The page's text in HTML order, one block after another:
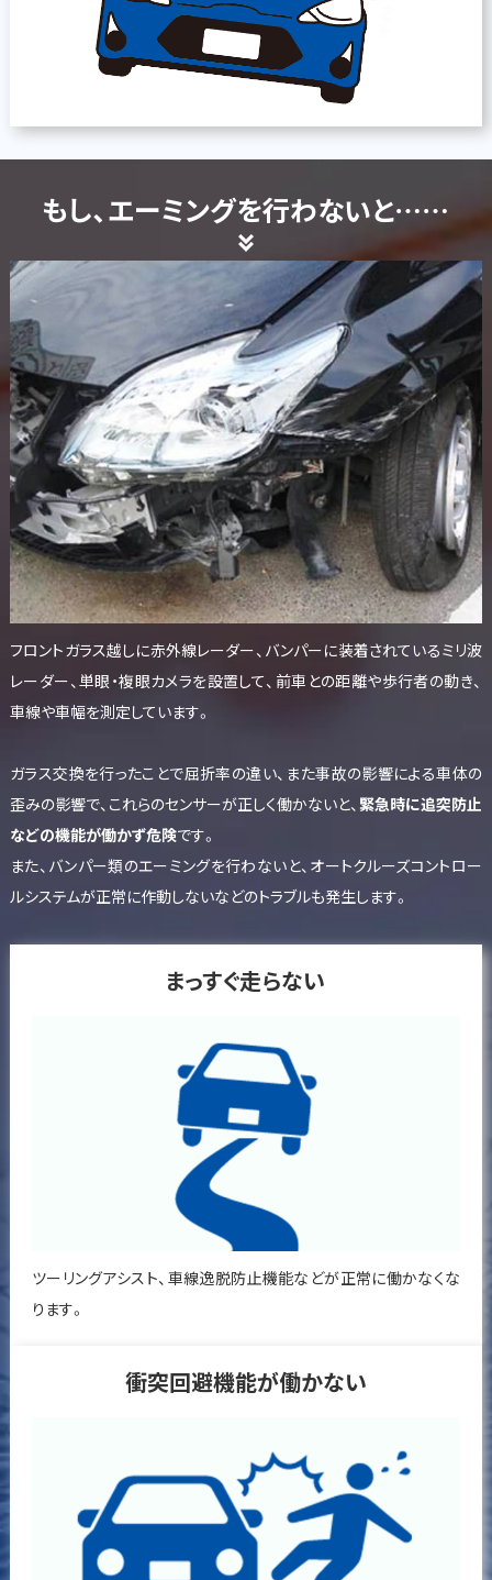
もし、エーミングを行わないと……
フロントガラス越しに赤外線レーダー、バンパーに装着されているミリ波
レーダー、単眼・複眼カメラを設置して、前車との距離や歩行者の動き、
車線や車幅を測定しています。
ガラス交換を行ったことで屈折率の違い、また事故の影響による車体の
歪みの影響で、これらのセンサーが正しく働かないと、 緊急時に追突防止
などの機能が働かず危険です。
また、バンパー類のエーミングを行わないと、オートクルーズコントロー
ルシステムが正常に作動しないなどのトラブルも発生します。
まっすぐ走らない
ツーリングアシスト、車線逸脱防止機能などが正常に働かなくな
ります。
衝突回避機能が働かない